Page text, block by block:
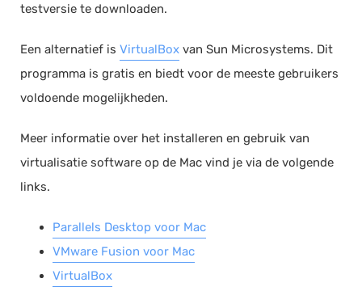
testversie te downloaden.
Een alternatief is VirtualBox van Sun Microsystems. Dit
programma is gratis en biedt voor de meeste gebruikers
voldoende mogelijkheden.
Meer informatie over het installeren en gebruik van
virtualisatie software op de Mac vind je via de volgende
links.
Parallels Desktop voor Mac
VMware Fusion voor Mac
VirtualBox